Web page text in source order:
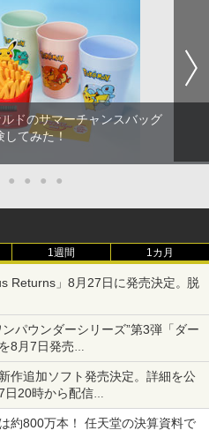
ゥーン レイダース -Switch2
ドープリペイド番号 9000円|オ
コード版
ドープリペイド番号 5000円|オ
Reincarnation -PS5 【特典】
トコード 封入
5
】DualSense ワイヤレスコン
ー ミッドナイト ブラック(CFI-
ペイドカード 5,000円 デジタ
【旧 Xbox ギフトカード】 [オ
コード]
】Xbox ワイヤレス コントロー
】Xbox 充電式バッテリー + US
ブル
】Xbox ワイヤレス コントロー
Kick-Off! 【Switch2】
J1
Switch2/PC用 miniコントロ
ラック [ANS-SW200BK]
クエストXI 過ぎ去りし時を求
星のカービィ ぬいポーチ f
Switch 2 カービィ
ィックカバー コントローラー
スティックキャップ PS4 コント
/ PS5 コントローラー / PS5 コ
ラー Edge ハンドル 交換用 周
コリ防止 全面保護 快適なグリ
簡単 DualSense DualShock4
ック 2個入
アカラー PRO FREAK Cheeky
PS5 PS4 NS pro凹型 FPS 無
調節 profreek PS4 PS5 ninten
プロコン対応【定形外郵便の
はお受けできません
ゴエモン大集合！ PS5版
劇場版マクロスF~イツワリノウ
Blu-ray Disc (PS3専用ソフト収
ブリッドパック
パーマリオブラザーズWii ノコ
5 ザ・ロイヤル 主人公×ぶく
るみマスコット 07.魅力 ラ
ケース スイッチ2 Nintendo 対
チ スイッチツー 名入れ かわい
ンドースイッチ カバー ポーチ
新型 本体 ジョイコン ソフ
ブル 収納可能 ポーチ クリスマス
ファインディング・ドリー Mov
純正ブルーレイ＋純正ケース]
【未使用品】塔の上のラプンツ
のみ]
青サギと… ～「君たちはどう生
ー) ]
レックス ブルーレイディスク
鬼滅の刃」無限列車編 通常版
ドのサマーチャンスバッグ
してみた！
● ● ● ●
1週間 1カ月
Returns」8月27日に発売決定。脱
るセールが実施
パウンダーシリーズ”第3弾「ダー
8月7日発売
」を使用した超大型チーズバーガー
作追加ソフト発売決定。詳細を公
日20時から配信
約800万本！ 任天堂の決算資料で